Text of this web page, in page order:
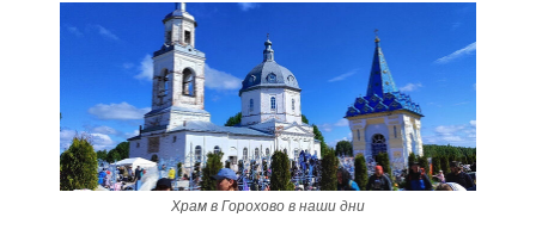
Храм в Горохово в наши дни